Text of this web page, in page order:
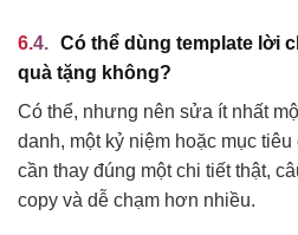
Có thể dùng template lời
quà tặng không?
Có thể, nhưng nên sửa ít nhất
danh, một kỷ niệm hoặc mục
cần thay đúng một chi tiết thật,
copy và dễ chạm hơn nhiều.